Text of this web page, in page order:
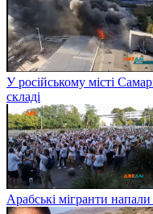
У російському місті
складі
Арабські мігранти